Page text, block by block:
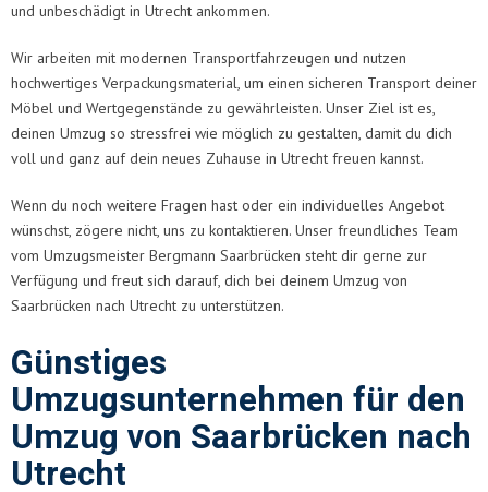
und unbeschädigt in Utrecht ankommen.
Wir arbeiten mit modernen Transportfahrzeugen und nutzen
hochwertiges Verpackungsmaterial, um einen sicheren Transport deiner
Möbel und Wertgegenstände zu gewährleisten. Unser Ziel ist es,
deinen Umzug so stressfrei wie möglich zu gestalten, damit du dich
voll und ganz auf dein neues Zuhause in Utrecht freuen kannst.
Wenn du noch weitere Fragen hast oder ein individuelles Angebot
wünschst, zögere nicht, uns zu kontaktieren. Unser freundliches Team
vom Umzugsmeister Bergmann Saarbrücken steht dir gerne zur
Verfügung und freut sich darauf, dich bei deinem Umzug von
Saarbrücken nach Utrecht zu unterstützen.
Günstiges
Umzugsunternehmen für den
Umzug von Saarbrücken nach
Utrecht